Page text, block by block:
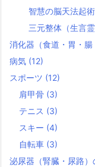
智慧の脳天法起
三元整体（生言霊
消化器（食道・胃・
病気 (12)
スポーツ (12)
肩甲骨 (3)
テニス (3)
スキー (4)
自転車 (3)
泌尿器（腎臓・尿路